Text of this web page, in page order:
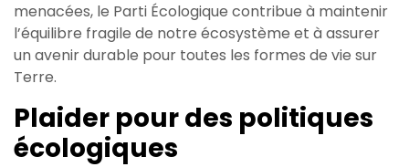
menacées, le Parti Écologique contribue à maintenir
l’équilibre fragile de notre écosystème et à assurer
un avenir durable pour toutes les formes de vie sur
Terre.
Plaider pour des politiques
écologiques